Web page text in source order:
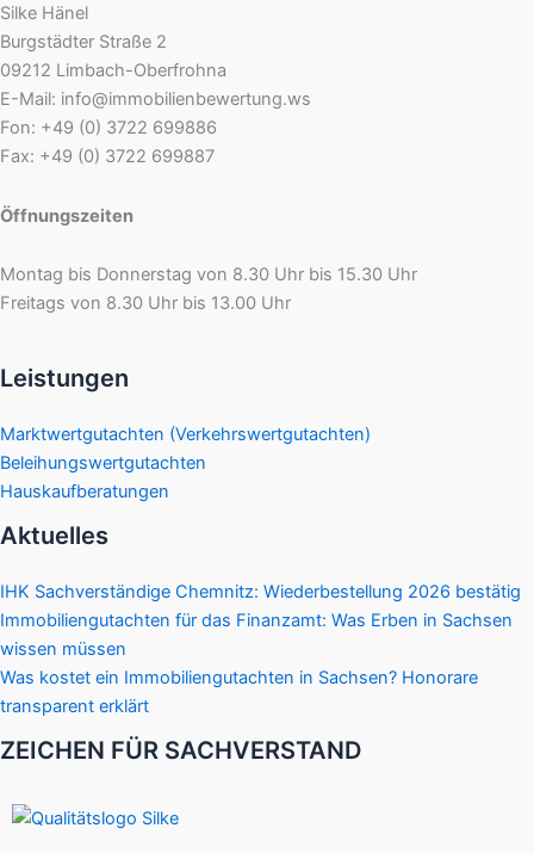
Silke Hänel
Burgstädter Straße 2
09212 Limbach-Oberfrohna
E-Mail: info@immobilienbewertung.ws
Fon: +49 (0) 3722 699886
Fax: +49 (0) 3722 699887
Öffnungszeiten
Montag bis Donnerstag von 8.30 Uhr bis 15.30 Uhr
Freitags von 8.30 Uhr bis 13.00 Uhr
Leistungen
Marktwertgutachten (Verkehrswertgutachten)
Beleihungswertgutachten
Hauskaufberatungen
Aktuelles
IHK Sachverständige Chemnitz: Wiederbestellung 2026 bestätig
Immobiliengutachten für das Finanzamt: Was Erben in Sachsen
wissen müssen
Was kostet ein Immobiliengutachten in Sachsen? Honorare
transparent erklärt
ZEICHEN FÜR SACHVERSTAND